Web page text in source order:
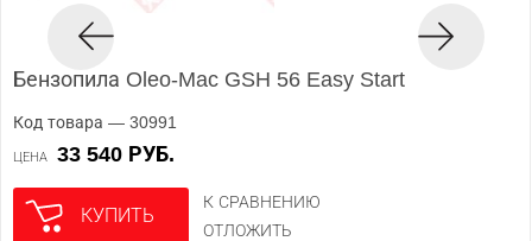
Бензопила Oleo-Mac GSH 56 Easy Start
Код товара — 30991
ЦЕНА 33 540 РУБ.
КУПИТЬ
К СРАВНЕНИЮ
ОТЛОЖИТЬ